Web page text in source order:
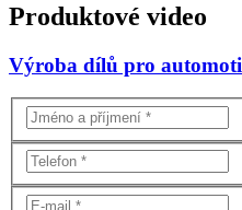
Produktové video
Výroba dílů pro